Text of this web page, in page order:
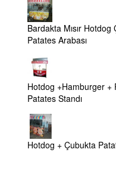
Bardakta Mısır Hotdog
Patates Arabası
Hotdog +Hamburger +
Patates Standı
Hotdog + Çubukta